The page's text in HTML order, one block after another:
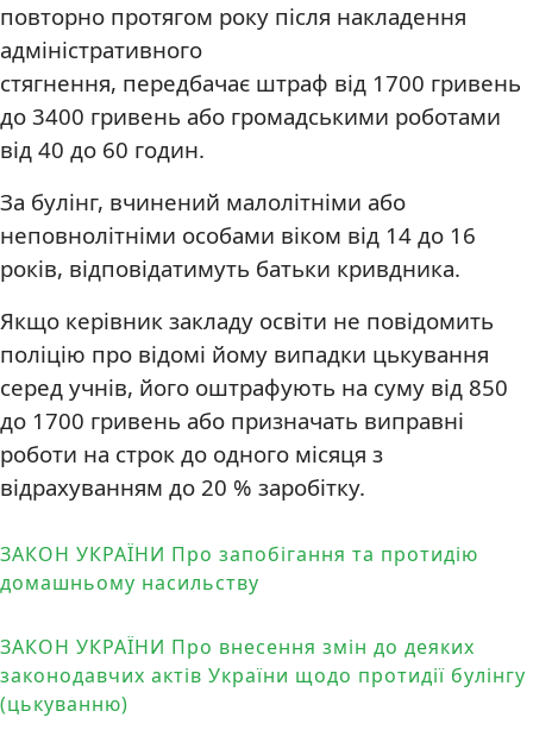
повторно протягом року після накладення
адміністративного
стягнення, передбачає штраф від 1700 гривень
до 3400 гривень або громадськими роботами
від 40 до 60 годин.
За булінг, вчинений малолітніми або
неповнолітніми особами віком від 14 до 16
років, відповідатимуть батьки кривдника.
Якщо керівник закладу освіти не повідомить
поліцію про відомі йому випадки цькування
серед учнів, його оштрафують на суму від 850
до 1700 гривень або призначать виправні
роботи на строк до одного місяця з
відрахуванням до 20 % заробітку.
ЗАКОН УКРАЇНИ Про запобігання та протидію
домашньому насильству
ЗАКОН УКРАЇНИ Про внесення змін до деяких
законодавчих актів України щодо протидії булінгу
(цькуванню)